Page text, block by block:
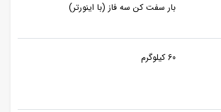
بار سفت کن سه فاز (با اینورتر)
60 کیلوگرم